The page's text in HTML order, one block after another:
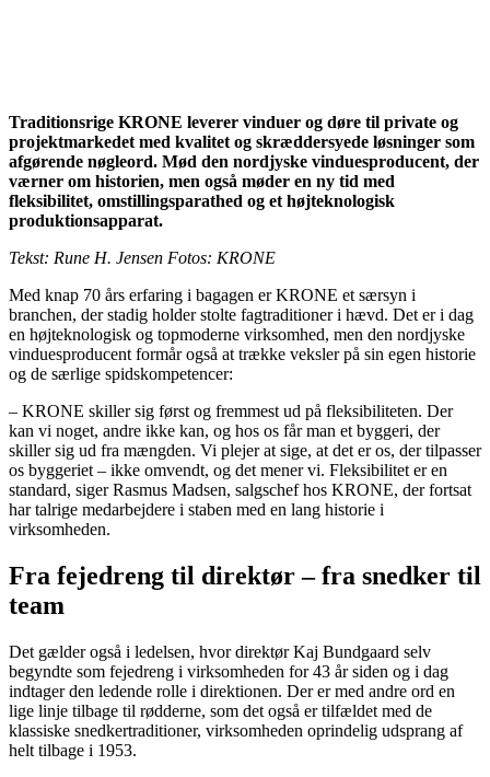
Traditionsrige KRONE leverer vinduer og døre til private og
projektmarkedet med kvalitet og skræddersyede løsninger som
afgørende nøgleord. Mød den nordjyske vinduesproducent, der
værner om historien, men også møder en ny tid med
fleksibilitet, omstillingsparathed og et højteknologisk
produktionsapparat.
Tekst: Rune H. Jensen Fotos: KRONE
Med knap 70 års erfaring i bagagen er KRONE et særsyn i
branchen, der stadig holder stolte fagtraditioner i hævd. Det er i dag
en højteknologisk og topmoderne virksomhed, men den nordjyske
vinduesproducent formår også at trække veksler på sin egen historie
og de særlige spidskompetencer:
– KRONE skiller sig først og fremmest ud på fleksibiliteten. Der
kan vi noget, andre ikke kan, og hos os får man et byggeri, der
skiller sig ud fra mængden. Vi plejer at sige, at det er os, der tilpasser
os byggeriet – ikke omvendt, og det mener vi. Fleksibilitet er en
standard, siger Rasmus Madsen, salgschef hos KRONE, der fortsat
har talrige medarbejdere i staben med en lang historie i
virksomheden.
Fra fejedreng til direktør – fra snedker til
team
Det gælder også i ledelsen, hvor direktør Kaj Bundgaard selv
begyndte som fejedreng i virksomheden for 43 år siden og i dag
indtager den ledende rolle i direktionen. Der er med andre ord en
lige linje tilbage til rødderne, som det også er tilfældet med de
klassiske snedkertraditioner, virksomheden oprindelig udsprang af
helt tilbage i 1953.